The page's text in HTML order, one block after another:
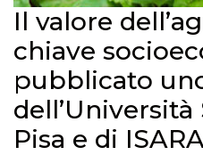
Il valore
chiave
pubblicato
dell’Università
Pisa e di